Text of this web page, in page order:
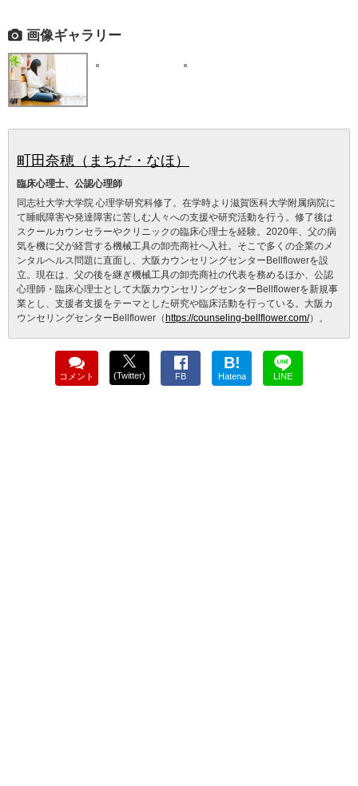
画像ギャラリー
町田奈穂（まちだ・なほ）
臨床心理士、公認心理師
同志社大学大学院 心理学研究科修了。在学時より滋賀医科大学附属病院に
て睡眠障害や発達障害に苦しむ人々への支援や研究活動を行う。修了後は
スクールカウンセラーやクリニックの臨床心理士を経験。2020年、父の病
気を機に父が経営する機械工具の卸売商社へ入社。そこで多くの企業のメ
ンタルヘルス問題に直面し、大阪カウンセリングセンターBellflowerを設
立。現在は、父の後を継ぎ機械工具の卸売商社の代表を務めるほか、公認
心理師・臨床心理士として大阪カウンセリングセンターBellflowerを新規事
業とし、支援者支援をテーマとした研究や臨床活動を行っている。大阪カ
ウンセリングセンターBellflower（ https://counseling-bellflower.com/）。
コメント (Twitter) FB
B!
Hatena LINE